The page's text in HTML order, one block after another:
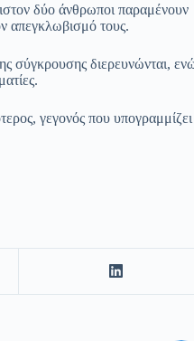
δύο άνθρωποι παραμένουν
απεγκλωβισμό τους.
σύγκρουσης διερευνώνται,
γεγονός που